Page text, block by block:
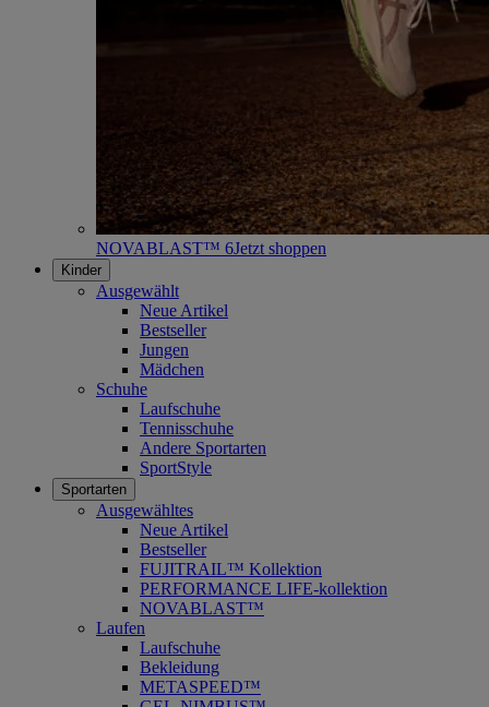
NOVABLAST™ 6Jetzt shoppen
Kinder
Ausgewählt
Neue Artikel
Bestseller
Jungen
Mädchen
Schuhe
Laufschuhe
Tennisschuhe
Andere Sportarten
SportStyle
Sportarten
Ausgewähltes
Neue Artikel
Bestseller
FUJITRAIL™ Kollektion
PERFORMANCE LIFE-kollektion
NOVABLAST™
Laufen
Laufschuhe
Bekleidung
METASPEED™